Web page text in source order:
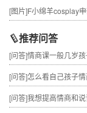
[图片]F小绵羊cosplay
推荐问答
[问答]情商课一般几岁孩
[问答]怎么看自己孩子
[问答]我想提高情商和说